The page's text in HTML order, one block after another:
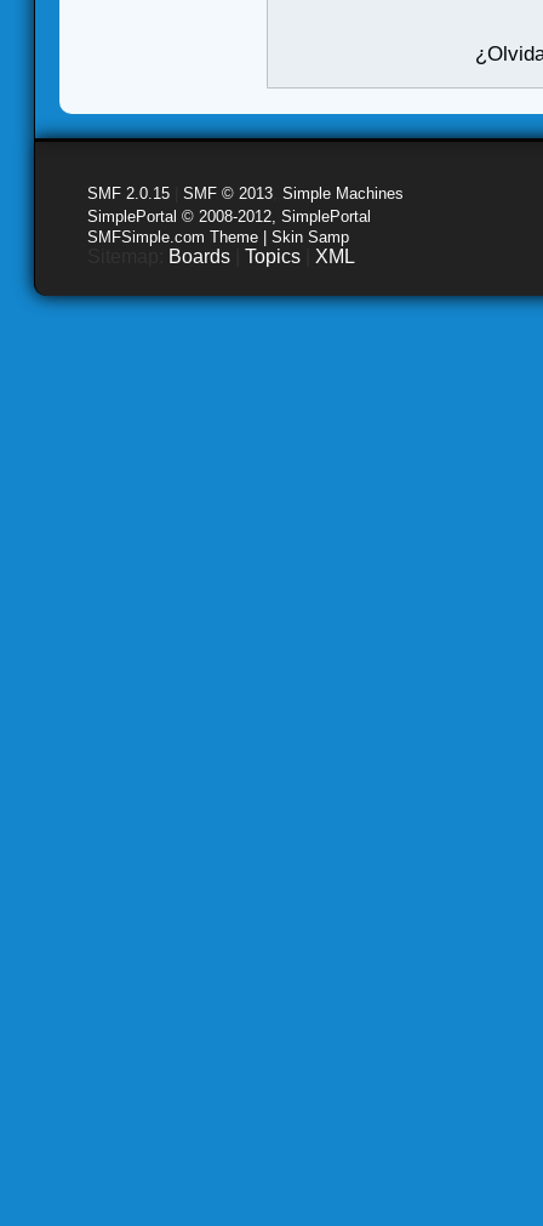
SMF 2.0.15 SMF © 2013 Simple Machines
SimplePortal © 2008-2012, SimplePortal
SMFSimple.com Theme | Skin Samp
Boards Topics XML